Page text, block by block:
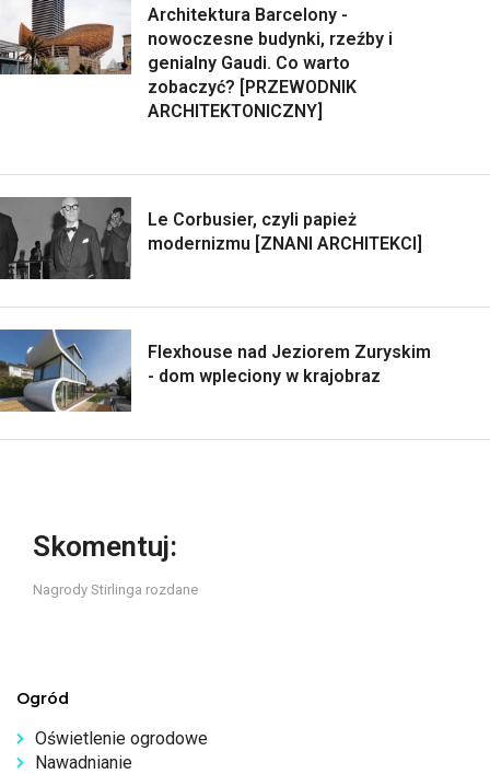
Architektura Barcelony -
nowoczesne budynki, rzeźby i
genialny Gaudi. Co warto
zobaczyć? [PRZEWODNIK
ARCHITEKTONICZNY]
Le Corbusier, czyli papież
modernizmu [ZNANI ARCHITEKCI]
Flexhouse nad Jeziorem Zuryskim
- dom wpleciony w krajobraz
Skomentuj:
Nagrody Stirlinga rozdane
Ogród
Oświetlenie ogrodowe
Nawadnianie